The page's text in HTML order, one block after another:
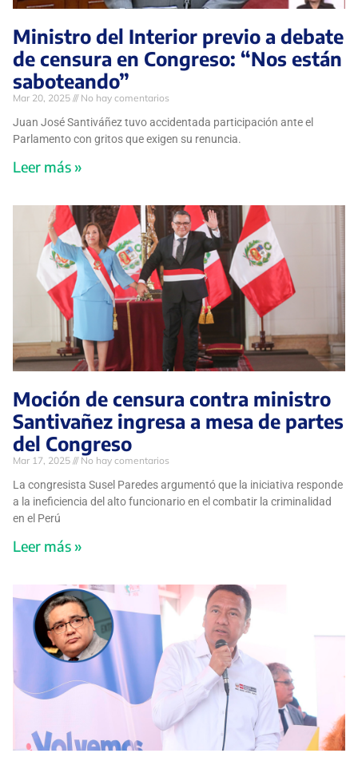
Ministro del Interior previo a debate
de censura en Congreso: “Nos están
saboteando”
Mar 20, 2025 No hay comentarios
Juan José Santiváñez tuvo accidentada participación ante el
Parlamento con gritos que exigen su renuncia.
Leer más »
Moción de censura contra ministro
Santivañez ingresa a mesa de partes
del Congreso
Mar 17, 2025 No hay comentarios
La congresista Susel Paredes argumentó que la iniciativa responde
a la ineficiencia del alto funcionario en el combatir la criminalidad
en el Perú
Leer más »